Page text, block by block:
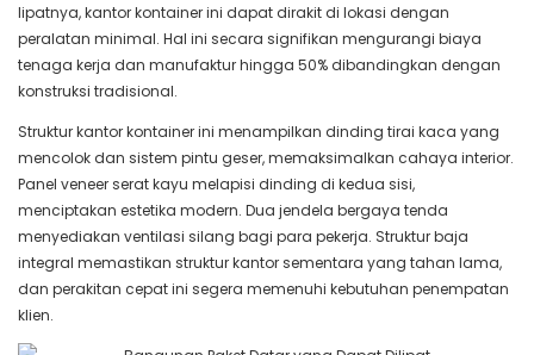
lipatnya, kantor kontainer ini dapat dirakit di lokasi dengan
peralatan minimal. Hal ini secara signifikan mengurangi biaya
tenaga kerja dan manufaktur hingga 50% dibandingkan dengan
konstruksi tradisional.
Struktur kantor kontainer ini menampilkan dinding tirai kaca yang
mencolok dan sistem pintu geser, memaksimalkan cahaya interior.
Panel veneer serat kayu melapisi dinding di kedua sisi,
menciptakan estetika modern. Dua jendela bergaya tenda
menyediakan ventilasi silang bagi para pekerja. Struktur baja
integral memastikan struktur kantor sementara yang tahan lama,
dan perakitan cepat ini segera memenuhi kebutuhan penempatan
klien.